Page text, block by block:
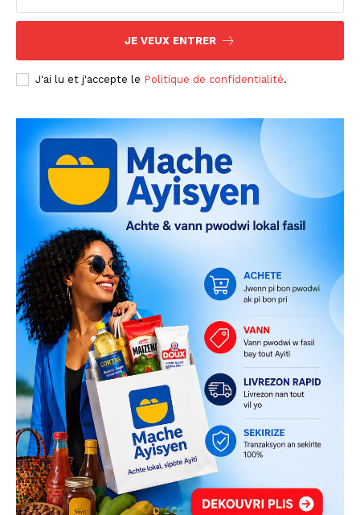
JE VEUX ENTRER
J'ai lu et j'accepte le Politique de confidentialité.